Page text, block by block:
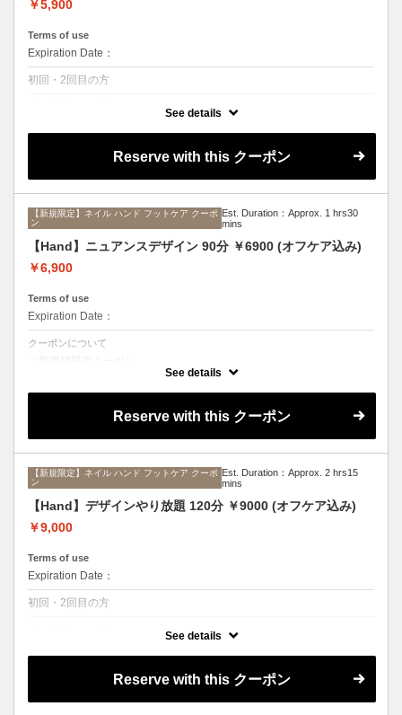
￥5,900
Terms of use
Expiration Date：
初回・2回目の方
サテンマグネットワンカラーorラメグラデーションも選べます。
See details
Reserve with this クーポン
【新規限定】ネイル ハンド フットケア クーポ
ン
Est. Duration：Approx. 1 hrs30
mins
【Hand】ニュアンスデザイン 90分 ￥6900 (オフケア込み)
￥6,900
Terms of use
Expiration Date：
クーポンについて
当店Originalサンプルの中から選んでいただくコースです。
See details
Reserve with this クーポン
【新規限定】ネイル ハンド フットケア クーポ
ン
Est. Duration：Approx. 2 hrs15
mins
【Hand】デザインやり放題 120分 ￥9000 (オフケア込み)
￥9,000
Terms of use
Expiration Date：
初回・2回目の方
ニュアンスネイルのやり放題コース。
持ち込みデザイン可能。
※こちらのコースご希望の方はデザインの確認をさせていただくため、
See details
Reserve with this クーポン